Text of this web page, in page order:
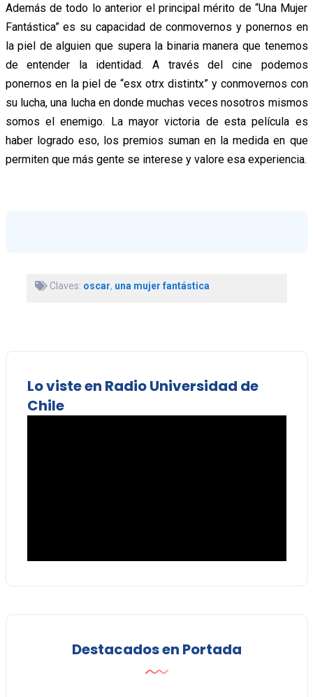
Además de todo lo anterior el principal mérito de “Una Mujer
Fantástica” es su capacidad de conmovernos y ponernos en
la piel de alguien que supera la binaria manera que tenemos
de entender la identidad. A través del cine podemos
ponernos en la piel de “esx otrx distintx” y conmovernos con
su lucha, una lucha en donde muchas veces nosotros mismos
somos el enemigo. La mayor victoria de esta película es
haber logrado eso, los premios suman en la medida en que
permiten que más gente se interese y valore esa experiencia.
Claves: oscar, una mujer fantástica
Lo viste en Radio Universidad de
Chile
Destacados en Portada